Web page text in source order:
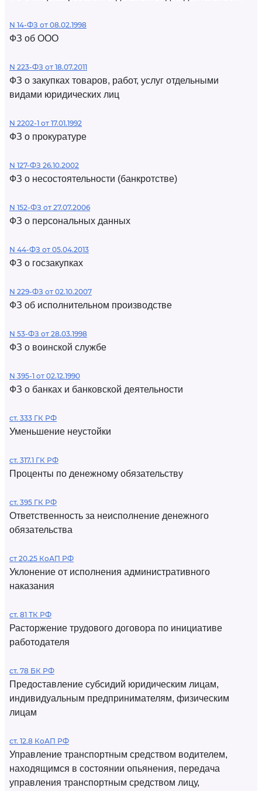
N 14-ФЗ от 08.02.1998
ФЗ об ООО
N 223-ФЗ от 18.07.2011
ФЗ о закупках товаров, работ, услуг отдельными
видами юридических лиц
N 2202-1 от 17.01.1992
ФЗ о прокуратуре
N 127-ФЗ 26.10.2002
ФЗ о несостоятельности (банкротстве)
N 152-ФЗ от 27.07.2006
ФЗ о персональных данных
N 44-ФЗ от 05.04.2013
ФЗ о госзакупках
N 229-ФЗ от 02.10.2007
ФЗ об исполнительном производстве
N 53-ФЗ от 28.03.1998
ФЗ о воинской службе
N 395-1 от 02.12.1990
ФЗ о банках и банковской деятельности
ст. 333 ГК РФ
Уменьшение неустойки
ст. 317.1 ГК РФ
Проценты по денежному обязательству
ст. 395 ГК РФ
Ответственность за неисполнение денежного
обязательства
ст 20.25 КоАП РФ
Уклонение от исполнения административного
наказания
ст. 81 ТК РФ
Расторжение трудового договора по инициативе
работодателя
ст. 78 БК РФ
Предоставление субсидий юридическим лицам,
индивидуальным предпринимателям, физическим
лицам
ст. 12.8 КоАП РФ
Управление транспортным средством водителем,
находящимся в состоянии опьянения, передача
управления транспортным средством лицу,